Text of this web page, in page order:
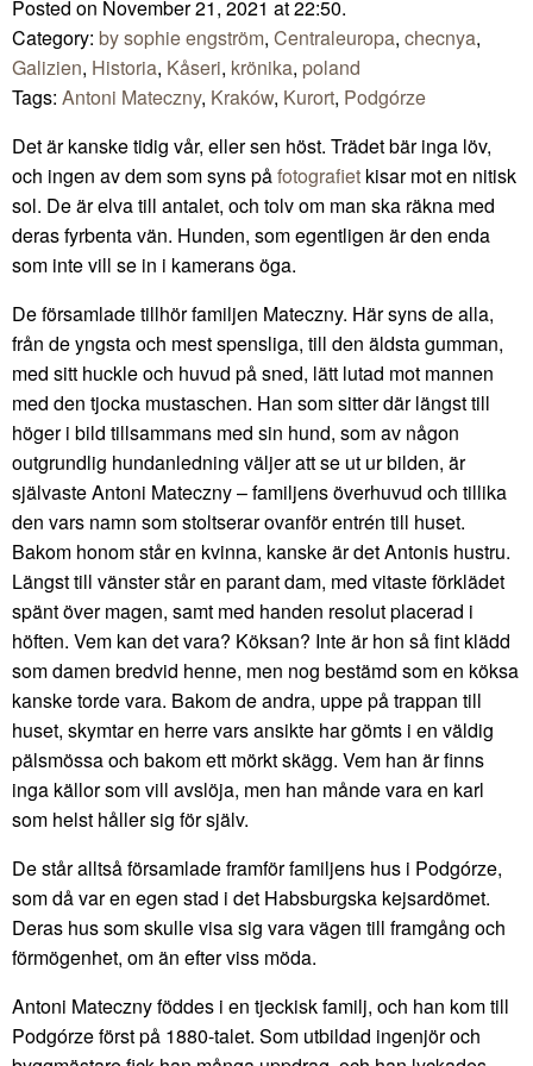
Posted on November 21, 2021 at 22:50.
Category: by sophie engström, Centraleuropa, checnya,
Galizien, Historia, Kåseri, krönika, poland
Tags: Antoni Mateczny, Kraków, Kurort, Podgórze
Det är kanske tidig vår, eller sen höst. Trädet bär inga löv,
och ingen av dem som syns påfotografiet kisar mot en nitisk
sol. De är elva till antalet, och tolv om man ska räkna med
deras fyrbenta vän. Hunden, som egentligen är den enda
som inte vill se in i kamerans öga.
De församlade tillhör familjen Mateczny. Här syns de alla,
från de yngsta och mest spensliga, till den äldsta gumman,
med sitt huckle och huvud på sned, lätt lutad mot mannen
med den tjocka mustaschen. Han som sitter där längst till
höger i bild tillsammans med sin hund, som av någon
outgrundlig hundanledning väljer att se ut ur bilden, är
självaste Antoni Mateczny – familjens överhuvud och tillika
den vars namn som stoltserar ovanför entrén till huset.
Bakom honom står en kvinna, kanske är det Antonis hustru.
Längst till vänster står en parant dam, med vitaste förklädet
spänt över magen, samt med handen resolut placerad i
höften. Vem kan det vara? Köksan? Inte är hon så fint klädd
som damen bredvid henne, men nog bestämd som en köksa
kanske torde vara. Bakom de andra, uppe på trappan till
huset, skymtar en herre vars ansikte har gömts i en väldig
pälsmössa och bakom ett mörkt skägg. Vem han är finns
inga källor som vill avslöja, men han månde vara en karl
som helst håller sig för själv.
De står alltså församlade framför familjens hus i Podgórze,
som då var en egen stad i det Habsburgska kejsardömet.
Deras hus som skulle visa sig vara vägen till framgång och
förmögenhet, om än efter viss möda.
Antoni Mateczny föddes i en tjeckisk familj, och han kom till
Podgórze först på 1880-talet. Som utbildad ingenjör och